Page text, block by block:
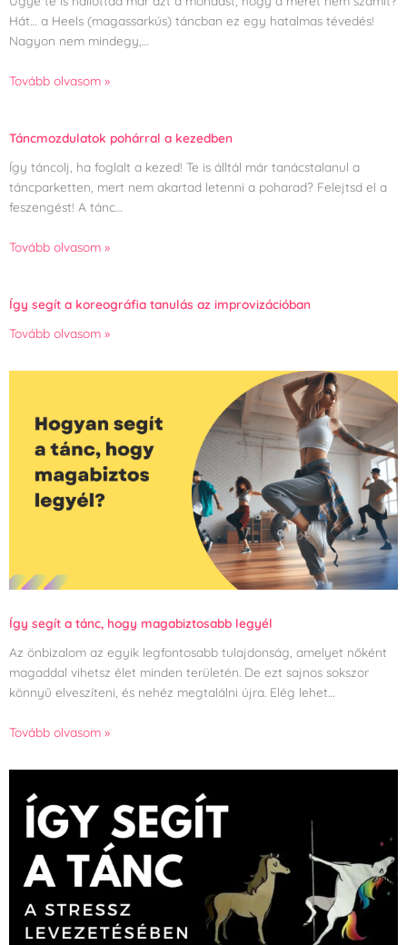
Hát… a Heels (magassarkús) táncban ez egy hatalmas tévedés!
Nagyon nem mindegy,…
Tovább olvasom »
Táncmozdulatok pohárral a kezedben
Így táncolj, ha foglalt a kezed! Te is álltál már tanácstalanul a
táncparketten, mert nem akartad letenni a poharad? Felejtsd el a
feszengést! A tánc…
Tovább olvasom »
Így segít a koreográfia tanulás az improvizációban
Tovább olvasom »
Így segít a tánc, hogy magabiztosabb legyél
Az önbizalom az egyik legfontosabb tulajdonság, amelyet nőként
magaddal vihetsz élet minden területén. De ezt sajnos sokszor
könnyű elveszíteni, és nehéz megtalálni újra. Elég lehet…
Tovább olvasom »